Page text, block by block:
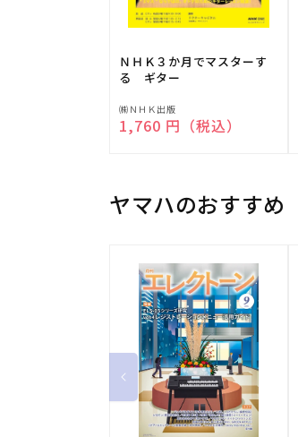
ＮＨＫ３か月でマスターす
る ギター
販
売
㈱ＮＨＫ出版
通常価格
1,760 円（税込）
ヤマハのおすすめ